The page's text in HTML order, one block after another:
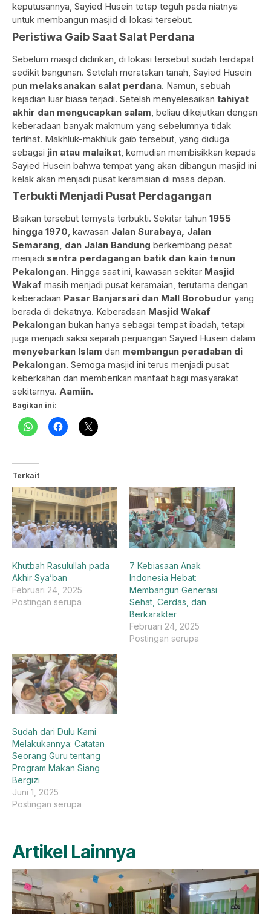
keputusannya, Sayied Husein tetap teguh pada niatnya
untuk membangun masjid di lokasi tersebut.
Peristiwa Gaib Saat Salat Perdana
Sebelum masjid didirikan, di lokasi tersebut sudah terdapat
sedikit bangunan. Setelah meratakan tanah, Sayied Husein
pun melaksanakan salat perdana. Namun, sebuah
kejadian luar biasa terjadi. Setelah menyelesaikan tahiyat
akhir dan mengucapkan salam, beliau dikejutkan dengan
keberadaan banyak makmum yang sebelumnya tidak
terlihat. Makhluk-makhluk gaib tersebut, yang diduga
sebagai jin atau malaikat, kemudian membisikkan kepada
Sayied Husein bahwa tempat yang akan dibangun masjid ini
kelak akan menjadi pusat keramaian di masa depan.
Terbukti Menjadi Pusat Perdagangan
Bisikan tersebut ternyata terbukti. Sekitar tahun 1955
hingga 1970, kawasan Jalan Surabaya, Jalan
Semarang, dan Jalan Bandung berkembang pesat
menjadi sentra perdagangan batik dan kain tenun
Pekalongan. Hingga saat ini, kawasan sekitar Masjid
Wakaf masih menjadi pusat keramaian, terutama dengan
keberadaan Pasar Banjarsari dan Mall Borobudur yang
berada di dekatnya. Keberadaan Masjid Wakaf
Pekalongan bukan hanya sebagai tempat ibadah, tetapi
juga menjadi saksi sejarah perjuangan Sayied Husein dalam
menyebarkan Islam dan membangun peradaban di
Pekalongan. Semoga masjid ini terus menjadi pusat
keberkahan dan memberikan manfaat bagi masyarakat
sekitarnya. Aamiin.
Bagikan ini:
Terkait
Khutbah Rasulullah pada
Akhir Sya’ban
Februari 24, 2025
Postingan serupa
7 Kebiasaan Anak
Indonesia Hebat:
Membangun Generasi
Sehat, Cerdas, dan
Berkarakter
Februari 24, 2025
Postingan serupa
Sudah dari Dulu Kami
Melakukannya: Catatan
Seorang Guru tentang
Program Makan Siang
Bergizi
Juni 1, 2025
Postingan serupa
Artikel Lainnya